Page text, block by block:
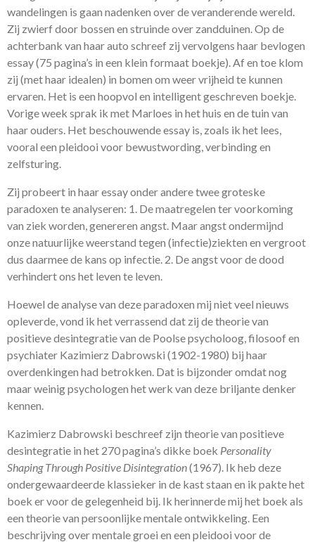
wandelingen is gaan nadenken over de veranderende wereld.
Zij zwierf door bossen en struinde over zandduinen. Op de
achterbank van haar auto schreef zij vervolgens haar bevlogen
essay (75 pagina’s in een klein formaat boekje). Af en toe klom
zij (met haar idealen) in bomen om weer vrijheid te kunnen
ervaren. Het is een hoopvol en intelligent geschreven boekje.
Vorige week sprak ik met Marloes in het huis en de tuin van
haar ouders. Het beschouwende essay is, zoals ik het lees,
vooral een pleidooi voor bewustwording, verbinding en
zelfsturing.
Zij probeert in haar essay onder andere twee groteske
paradoxen te analyseren: 1. De maatregelen ter voorkoming
van ziek worden, genereren angst. Maar angst ondermijnd
onze natuurlijke weerstand tegen (infectie)ziekten en vergroot
dus daarmee de kans op infectie. 2. De angst voor de dood
verhindert ons het leven te leven.
Hoewel de analyse van deze paradoxen mij niet veel nieuws
opleverde, vond ik het verrassend dat zij de theorie van
positieve desintegratie van de Poolse psycholoog, filosoof en
psychiater Kazimierz Dabrowski (1902-1980) bij haar
overdenkingen had betrokken. Dat is bijzonder omdat nog
maar weinig psychologen het werk van deze briljante denker
kennen.
Kazimierz Dabrowski beschreef zijn theorie van positieve
desintegratie in het 270 pagina’s dikke boek Personality
Shaping Through Positive Disintegration(1967). Ik heb deze
ondergewaardeerde klassieker in de kast staan en ik pakte het
boek er voor de gelegenheid bij. Ik herinnerde mij het boek als
een theorie van persoonlijke mentale ontwikkeling. Een
beschrijving over mentale groei en een pleidooi voor de